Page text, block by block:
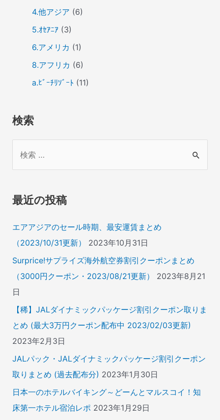
4.他アジア (6)
5.ｵｾｱﾆｱ(3)
6.アメリカ (1)
8.アフリカ (6)
a.ﾋﾞｰﾁﾘｿﾞｰﾄ (11)
検索
象
最近の投稿
エアアジアのセール時期、最安運賃まとめ
（2023/10/31更新）
2023年10月31日
Surprice!サプライズ海外航空券割引クーポンまとめ
（3000円クーポン・2023/08/21更新）
2023年8月21
日
【稀】JALダイナミックパッケージ割引クーポン取りま
とめ (最大3万円クーポン配布中 2023/02/03更新)
2023年2月3日
JALパック・JALダイナミックパッケージ割引クーポン
取りまとめ (過去配布分) 2023年1月30日
日本一のホテルバイキング～どーんとマルスコイ！知
床第一ホテル宿泊レポ 2023年1月29日